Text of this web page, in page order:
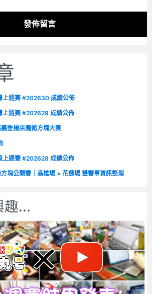
上週賽 #202630 成績公佈
上週賽 #202629 成績公佈
垂楊店魔術方塊大賽
上週賽 #202628 成績公佈
塊公開賽｜高雄場 × 花蓮場 雙賽事資訊整理
趣...